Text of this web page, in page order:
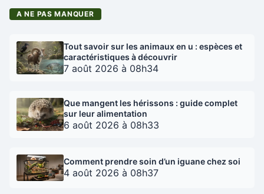
A NE PAS MANQUER
Tout savoir sur les animaux en u : espèces et
caractéristiques à découvrir
7 août 2026 à 08h34
Que mangent les hérissons : guide complet
sur leur alimentation
6 août 2026 à 08h33
Comment prendre soin d’un iguane chez soi
4 août 2026 à 08h37